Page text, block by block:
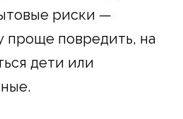
риски —
проще повредить, на
дети или